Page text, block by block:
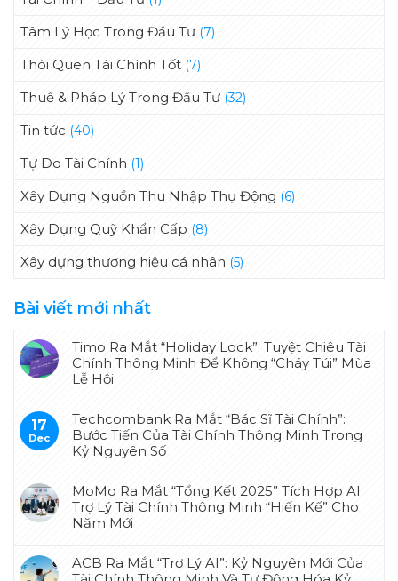
Tâm Lý Học Trong Đầu Tư (7)
Thói Quen Tài Chính Tốt (7)
Thuế & Pháp Lý Trong Đầu Tư (32)
Tin tức (40)
Tự Do Tài Chính (1)
Xây Dựng Nguồn Thu Nhập Thụ Động (6)
Xây Dựng Quỹ Khẩn Cấp (8)
Xây dựng thương hiệu cá nhân (5)
Bài viết mới nhất
Timo Ra Mắt “Holiday Lock”: Tuyệt Chiêu Tài
Chính Thông Minh Để Không “Cháy Túi” Mùa
Lễ Hội
17
Dec
Techcombank Ra Mắt “Bác Sĩ Tài Chính”:
Bước Tiến Của Tài Chính Thông Minh Trong
Kỷ Nguyên Số
MoMo Ra Mắt “Tổng Kết 2025” Tích Hợp AI:
Trợ Lý Tài Chính Thông Minh “Hiến Kế” Cho
Năm Mới
ACB Ra Mắt “Trợ Lý AI”: Kỷ Nguyên Mới Của